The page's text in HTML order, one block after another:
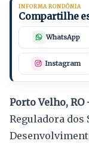
INFORMA RONDÔNIA
Compartilhe
WhatsApp
Instagram
Porto Velho, RO
Reguladora dos